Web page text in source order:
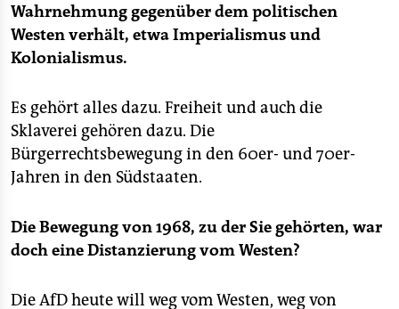
Wahrnehmung gegenüber dem politischen
Westen verhält, etwa Imperialismus und
Kolonialismus.
Es gehört alles dazu. Freiheit und auch die
Sklaverei gehören dazu. Die
Bürgerrechtsbewegung in den 60er- und 70er-
Jahren in den Südstaaten.
Die Bewegung von 1968, zu der Sie gehörten, war
doch eine Distanzierung vom Westen?
Die AfD heute will weg vom Westen, weg von